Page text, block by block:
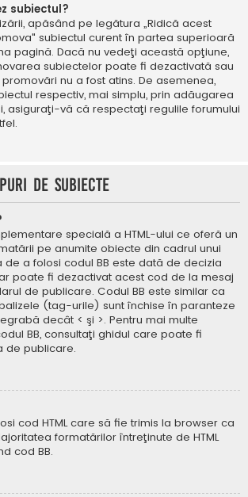
subiectul?
apăsând pe legătura „Ridică acest
subiectul curent în partea superioară
pagină. Dacă nu vedeţi această opţiune,
subiectelor poate fi dezactivată sau
nu a fost atins. De asemenea,
respectiv, mai simplu, prin adăugarea
asiguraţi-vă că respectaţi regulile forumului
de subiecte
specială a HTML-ului ce oferă un
pe anumite obiecte din cadrul unui
de a folosi codul BB este dată de decizia
poate fi dezactivat acest cod de la mesaj
de publicare. Codul BB este similar ca
balizele (tag-urile) sunt închise în paranteze
decât < şi >. Pentru mai multe
BB, consultaţi ghidul care poate fi
de publicare.
cod HTML care să fie trimis la browser ca
formatărilor întreţinute de HTML
cod BB.